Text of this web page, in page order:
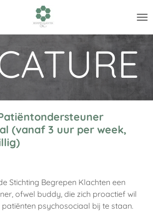
Patiëntondersteuner
(vanaf 3 uur per week,
Stichting Begrepen Klachten een
ofwel buddy, die zich proactief wil
psychosociaal bij te staan.